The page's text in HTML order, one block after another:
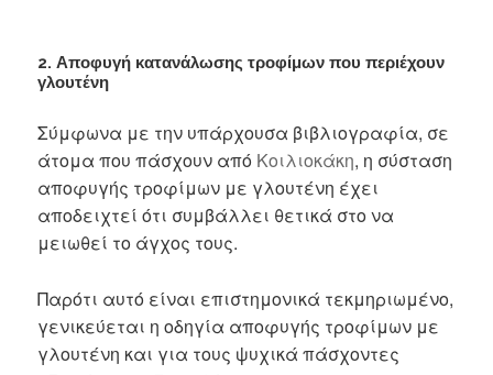
2. Αποφυγή κατανάλωσης τροφίμων που περιέχουν
γλουτένη
Σύμφωνα με την υπάρχουσα βιβλιογραφία, σε
άτομα που πάσχουν από Κοιλιοκάκη, η σύσταση
αποφυγής τροφίμων με γλουτένη έχει
αποδειχτεί ότι συμβάλλει θετικά στο να
μειωθεί το άγχος τους.
Παρότι αυτό είναι επιστημονικά τεκμηριωμένο,
γενικεύεται η οδηγία αποφυγής τροφίμων με
γλουτένη και για τους ψυχικά πάσχοντες